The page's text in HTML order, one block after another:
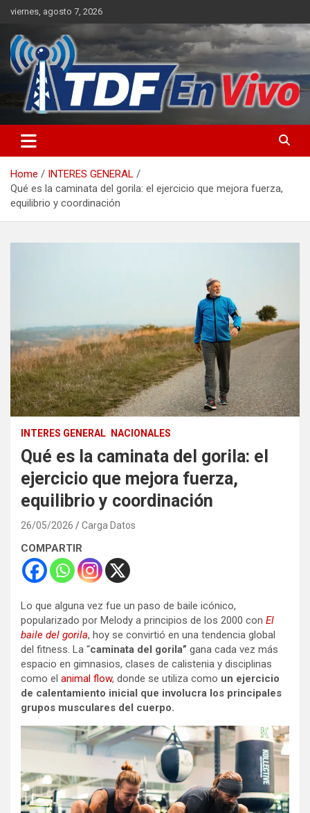
Skip
content
viernes, agosto 7, 2026
Home
INTERES GENERAL
Qué es la caminata del gorila: el ejercicio que mejora fuerza,
equilibrio y coordinación
INTERES GENERAL NACIONALES
Qué es la caminata del gorila: el
ejercicio que mejora fuerza,
equilibrio y coordinación
26/05/2026 Carga Datos
COMPARTIR
Lo que alguna vez fue un paso de baile icónico,
popularizado por Melody a principios de los 2000 con El
baile del gorila, hoy se convirtió en una tendencia global
del fitness. La “caminata del gorila” gana cada vez más
espacio en gimnasios, clases de calistenia y disciplinas
como el animal flow, donde se utiliza como un ejercicio
de calentamiento inicial que involucra los principales
grupos musculares del cuerpo.